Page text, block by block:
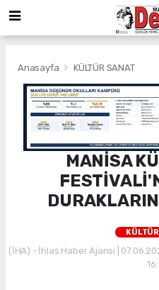
Anasayfa KÜLTÜR SANAT
MANİSA
(İHA) - İhlas Haber Ajansı |